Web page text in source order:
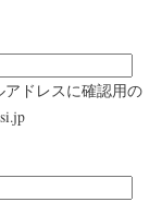
ドレスに確認用の